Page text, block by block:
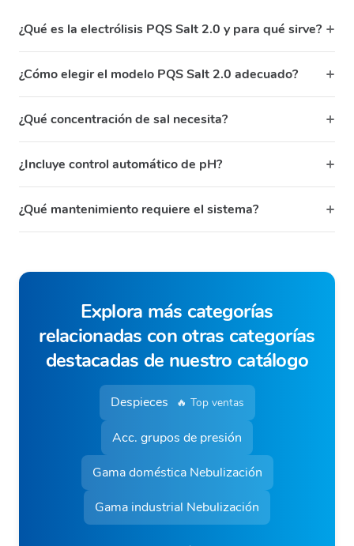
¿Qué es la electrólisis PQS Salt 2.0 y para qué sirve?
¿Cómo elegir el modelo PQS Salt 2.0 adecuado?
¿Qué concentración de sal necesita?
¿Incluye control automático de pH?
¿Qué mantenimiento requiere el sistema?
Explora más categorías
relacionadas con otras categorías
destacadas de nuestro catálogo
Despieces 🔥 Top ventas
Acc. grupos de presión
Gama doméstica Nebulización
Gama industrial Nebulización